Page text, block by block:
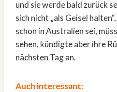
und sie werde bald zurück
sich nicht „als Geisel
schon in Australien sei,
sehen, kündigte aber ihre
nächsten Tag an.
Auch interessant: